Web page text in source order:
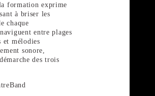
formation exprime
à briser les
chaque
entre plages
et mélodies
sonore,
des trois